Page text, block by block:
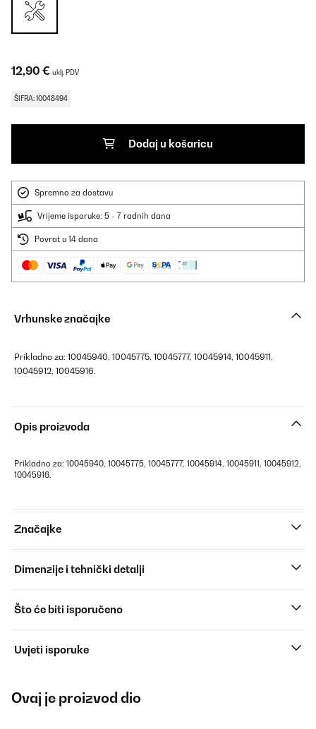
12,90 € uklj. PDV
ŠIFRA: 10048494
Dodaj u košaricu
Spremno za dostavu
Vrijeme isporuke: 5 - 7 radnih dana
Povrat u 14 dana
Vrhunske značajke
Prikladno za: 10045940, 10045775, 10045777, 10045914, 10045911,
10045912, 10045916.
Opis proizvoda
Prikladno za: 10045940, 10045775, 10045777, 10045914, 10045911, 10045912,
10045916.
Značajke
Dimenzije i tehnički detalji
Što će biti isporučeno
Uvjeti isporuke
Ovaj je proizvod dio